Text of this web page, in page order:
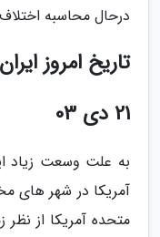
درحال محاسبه
تاریخ امروز ایران
21 دی 03
به علت وسعت زیاد
آمریکا در شهر های
متحده آمریکا از